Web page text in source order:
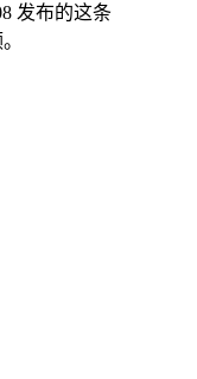
发布的这条